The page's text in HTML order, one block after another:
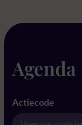
Agenda
Actiecode